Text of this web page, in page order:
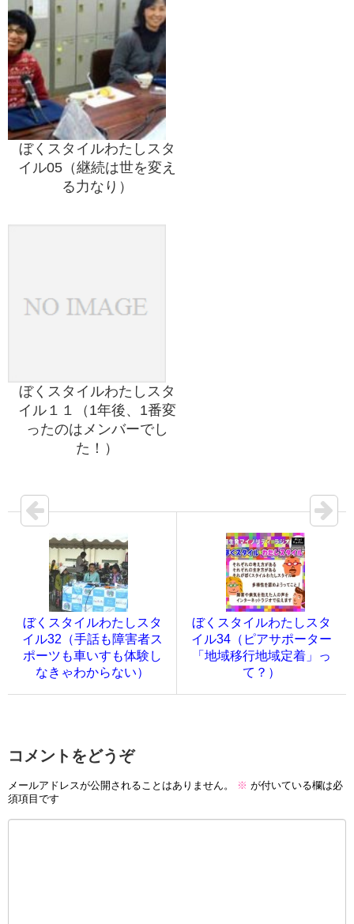
ぼくスタイルわたしスタ
イル05（継続は世を変え
る力なり）
ぼくスタイルわたしスタ
イル１１（1年後、1番変
ったのはメンバーでし
た！）
ぼくスタイルわたしスタ
イル32（手話も障害者ス
ポーツも車いすも体験し
なきゃわからない）
ぼくスタイルわたしスタ
イル34（ピアサポーター
「地域移行地域定着」っ
て？）
コメントをどうぞ
メールアドレスが公開されることはありません。 ※ が付いている欄は必
須項目です